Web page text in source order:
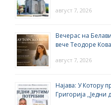
август 7, 2026
Вечерас на
вече Теодоре
август 7, 2026
Најава: У Котору
Григорија ,,Једни